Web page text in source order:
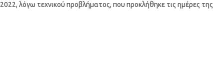
λόγω τεχνικού προβλήματος, που προκλήθηκε τις ημέρες της